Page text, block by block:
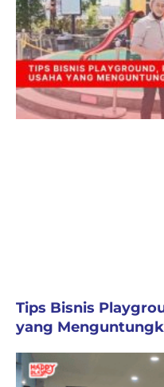
Tips Bisnis
yang